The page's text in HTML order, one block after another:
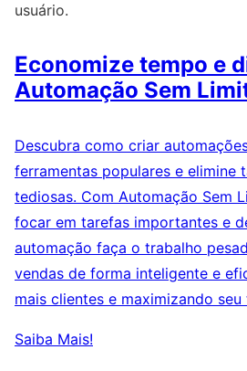
usuário.
Economize tempo e
Automação Sem
Descubra como criar
ferramentas populares e elimine
tediosas. Com Automação Sem
focar em tarefas importantes e
automação faça o trabalho
vendas de forma inteligente e
mais clientes e maximizando
Saiba Mais!